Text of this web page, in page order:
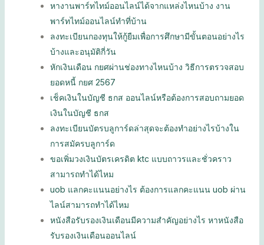
หางานพาร์ทไทม์ออนไลน์ได้จากแหล่งไหนบ้าง งาน
พาร์ทไทม์ออนไลน์ทำที่บ้าน
ลงทะเบียนกองทุนให้กู้ยืมเพื่อการศึกษามีขั้นตอนอย่างไร
บ้างและอนุมัติกี่วัน
หักเงินเดือน กยศผ่านช่องทางไหนบ้าง วิธีการตรวจสอบ
ยอดหนี้ กยศ 2567
เช็คเงินในบัญชี ธกส ออนไลน์หรือต้องการสอบถามยอด
เงินในบัญชี ธกส
ลงทะเบียนบัตรบลูการ์ดล่าสุดจะต้องทำอย่างไรบ้างใน
การสมัครบลูการ์ด
ขอเพิ่มวงเงินบัตรเครดิต ktc แบบถาวรและชั่วคราว
สามารถทำได้ไหม
uob แลกคะแนนอย่างไร ต้องการแลกคะแนน uob ผ่าน
ไลน์สามารถทำได้ไหม
หนังสือรับรองเงินเดือนมีความสำคัญอย่างไร หาหนังสือ
รับรองเงินเดือนออนไลน์